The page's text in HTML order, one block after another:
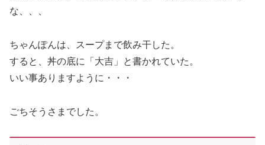
な、、、
ちゃんぽんは、スープまで飲み干した。
すると、丼の底に「大吉」と書かれていた。
いい事ありますように・・・
ごちそうさまでした。